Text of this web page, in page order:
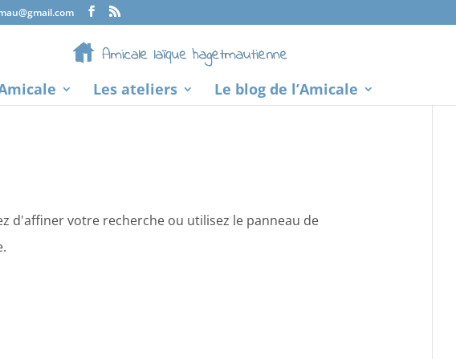
Les ateliers Le blog de l’Amicale
d'affiner votre recherche ou utilisez le panneau de